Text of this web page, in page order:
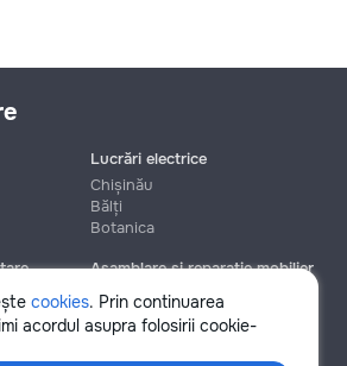
cookies. Prin continuarea
acordul asupra folosirii cookie-
Lucrări electrice
Chișinău
Bălți
Botanica
Asamblare și reparație mobilier
Chișinău
Botanica